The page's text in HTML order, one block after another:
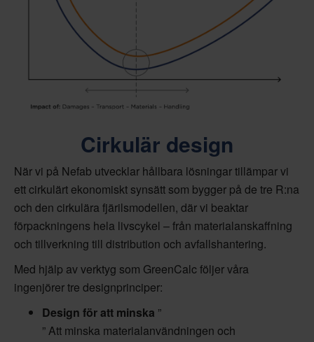
Cirkulär design
När vi på Nefab utvecklar hållbara lösningar tillämpar vi
ett cirkulärt ekonomiskt synsätt som bygger på de tre R:na
och den cirkulära fjärilsmodellen, där vi beaktar
förpackningens hela livscykel – från materialanskaffning
och tillverkning till distribution och avfallshantering.
Med hjälp av verktyg som GreenCalc följer våra
ingenjörer tre designprinciper:
Design för att minska ”
” Att minska materialanvändningen och